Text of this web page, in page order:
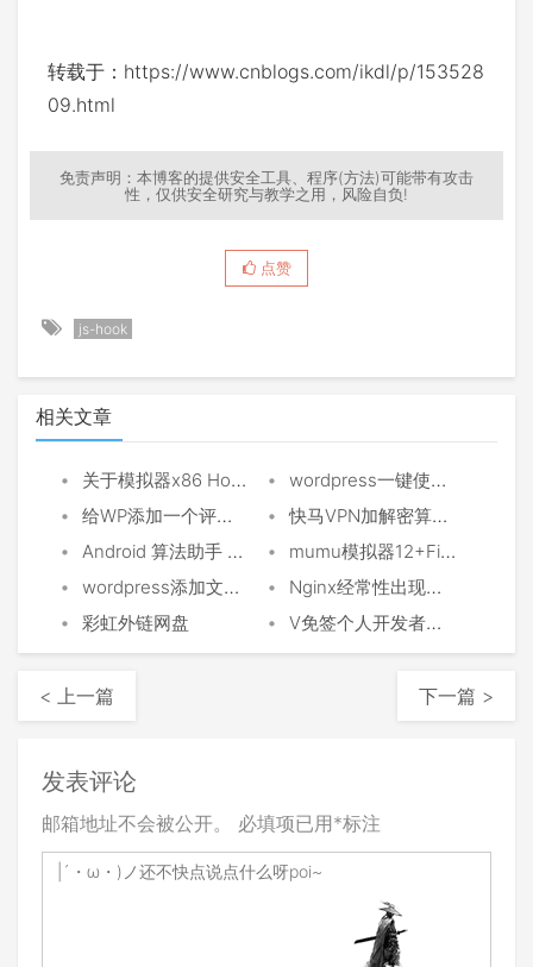
}) ( );
转载于：https://www.cnblogs.com/ikdl/p/153528
09.html
免责声明：本博客的提供安全工具、程序(方法)可能带有攻击
性，仅供安全研究与教学之用，风险自负!
点赞
js-hook
相关文章
• 关于模拟器x86 Hook arm so • wordpress一键使用PDD客服做图库插件
• 给WP添加一个评论验证码 • 快马VPN加解密算法提取节点
• Android 算法助手 v2.1.0 安卓逆向神器 • mumu模拟器12+Fiddler抓安卓包
• wordpress添加文章页底部文章推荐 • Nginx经常性出现反代失效
• 彩虹外链网盘 • V免签个人开发者收款解决方案
< 上一篇 下一篇 >
发表评论
邮箱地址不会被公开。 必填项已用*标注